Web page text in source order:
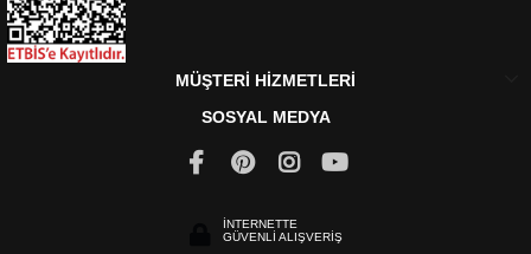
MÜŞTERİ HİZMETLERİ
SOSYAL MEDYA
İNTERNETTE
GÜVENLİ ALIŞVERİŞ